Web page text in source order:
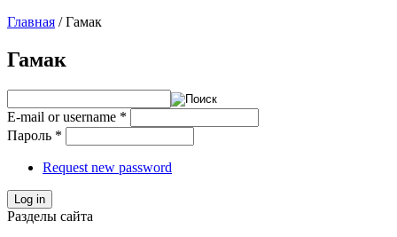
Главная / Гамак
Гамак
E-mail or username *
Пароль *
Request new password
Log in
Разделы сайта